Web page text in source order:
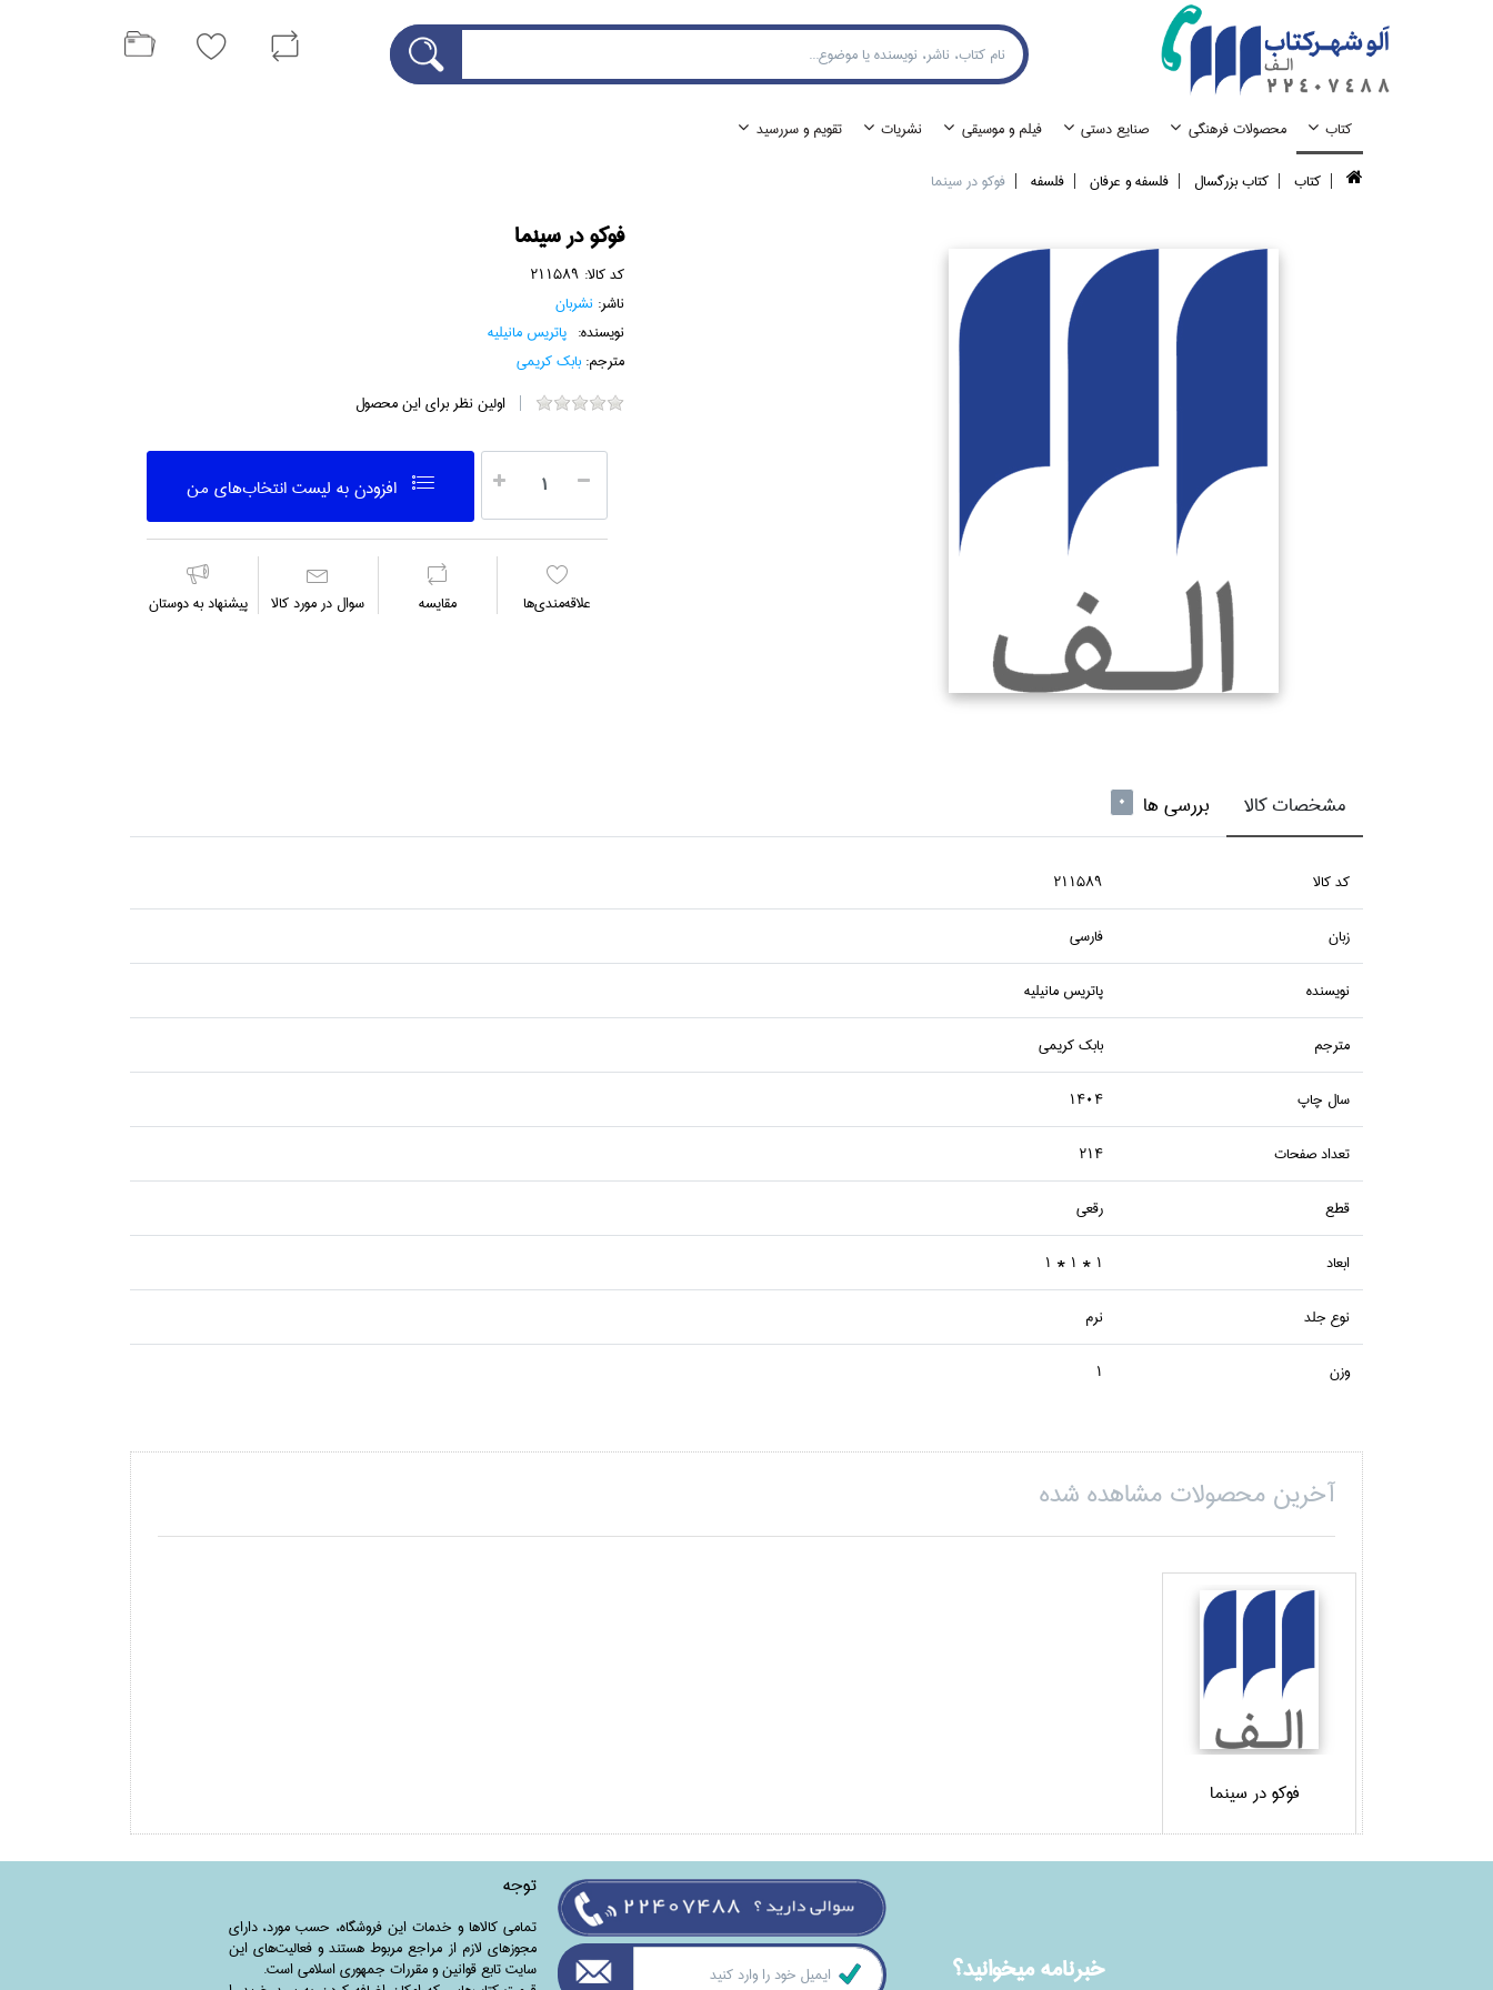
كتاب محصولات فرهنگي صنايع دستي فيلم و موسيقي نشريات
تقويم و سررسيد
كتاب
كتاب بزرگسال فلسفه و عرفان فلسفه فوكو در سينما
فوكو در سينما
کد کالا: 211589
ناشر: نشربان
نویسنده: پاتريس مانيليه
مترجم: بابك كريمي
اولین نظر برای این محصول
افزودن به ليست انتخاب‌هاي من
علاقه‌مندي‌ها مقايسه سوال در مورد كالا پیشنهاد به دوستان
مشخصات کالا بررسی ها 0
كد كالا 211589
زبان فارسي
نويسنده پاتريس مانيليه
مترجم بابك كريمي
سال چاپ 1404
تعداد صفحات 214
قطع رقعي
ابعاد 1 * 1 * 1
نوع جلد نرم
وزن 1
آخرین محصولات مشاهده شده
فوكو در سينما
خبرنامه ميخوانيد؟
توجه
تمامی‌ کالاها و خدمات این فروشگاه، حسب مورد،‌ دارای
مجوزهای لازم از مراجع مربوط هستند ‌و‌‌ فعالیت‌های این
سایت تابع قوانین و مقررات جمهوری اسلامی است.